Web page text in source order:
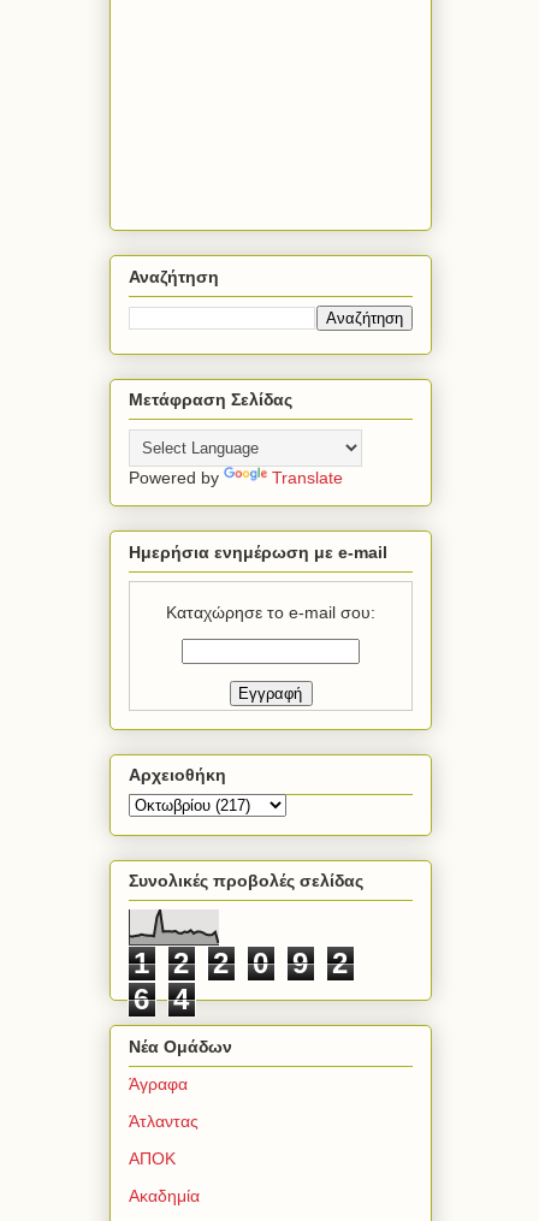
Αναζήτηση
Μετάφραση Σελίδας
Powered by Translate
Ημερήσια ενημέρωση με e-mail
Καταχώρησε το e-mail σου:
Αρχειοθήκη
Συνολικές προβολές σελίδας
1 2 2 0 9
2
6
4
Νέα Ομάδων
Άγραφα
Άτλαντας
ΑΠΟΚ
Ακαδημία